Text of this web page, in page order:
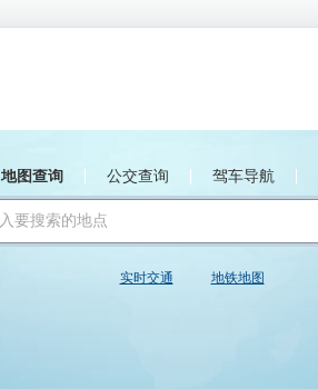
地图查询 公交查询 驾车导航
实时交通 地铁地图